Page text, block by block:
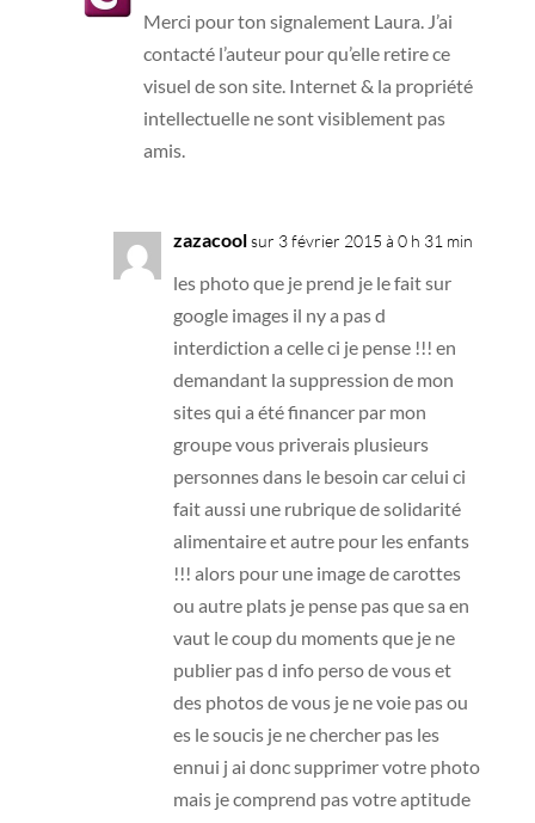
Merci pour ton signalement Laura. J’ai
contacté l’auteur pour qu’elle retire ce
visuel de son site. Internet & la propriété
intellectuelle ne sont visiblement pas
amis.
zazacoolsur 3 février 2015 à 0 h 31 min
les photo que je prend je le fait sur
google images il ny a pas d
interdiction a celle ci je pense !!! en
demandant la suppression de mon
sites qui a été financer par mon
groupe vous priverais plusieurs
personnes dans le besoin car celui ci
fait aussi une rubrique de solidarité
alimentaire et autre pour les enfants
!!! alors pour une image de carottes
ou autre plats je pense pas que sa en
vaut le coup du moments que je ne
publier pas d info perso de vous et
des photos de vous je ne voie pas ou
es le soucis je ne chercher pas les
ennui j ai donc supprimer votre photo
mais je comprend pas votre aptitude